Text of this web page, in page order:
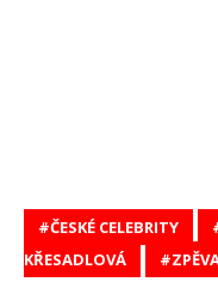
ČESKÉ CELEBRITY
KŘESADLOVÁ